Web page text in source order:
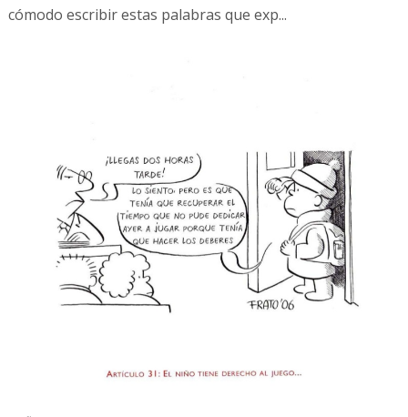
cómodo escribir estas palabras que exp...